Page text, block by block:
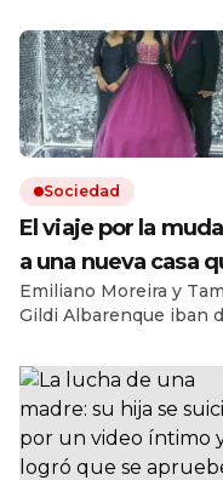
Sociedad
El viaje por la
a una nueva casa
terminó en
historia de la
que murió en el
choque en Luján
Emiliano Moreira y
Gildi Albarenque iban
cuando los embistió un
camión en la ruta 192.
También fallecieron las
tres hijas de la pareja y
otros dos de la mujer.